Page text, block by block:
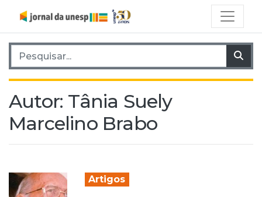
Pesquisar por:
Autor: Tânia Suely
Marcelino Brabo
Artigos